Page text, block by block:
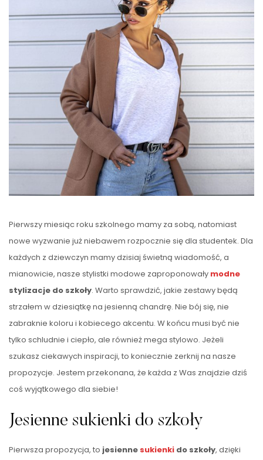
Pierwszy miesiąc roku szkolnego mamy za sobą, natomiast
nowe wyzwanie już niebawem rozpocznie się dla studentek. Dla
każdych z dziewczyn mamy dzisiaj świetną wiadomość, a
mianowicie, nasze stylistki modowe zaproponowały modne
stylizacje do szkoły. Warto sprawdzić, jakie zestawy będą
strzałem w dziesiątkę na jesienną chandrę. Nie bój się, nie
zabraknie koloru i kobiecego akcentu. W końcu musi być nie
tylko schludnie i ciepło, ale również mega stylowo. Jeżeli
szukasz ciekawych inspiracji, to koniecznie zerknij na nasze
propozycje. Jestem przekonana, że każda z Was znajdzie dziś
coś wyjątkowego dla siebie!
Jesienne sukienki do szkoły
Pierwsza propozycja, to jesienne sukienki do szkoły, dzięki